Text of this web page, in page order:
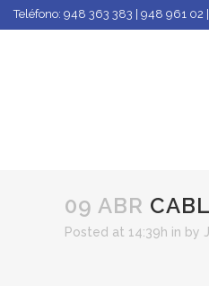
Teléfono: 948 363 383 | 948 961 02
09 ABR
Posted at 14:39h in by